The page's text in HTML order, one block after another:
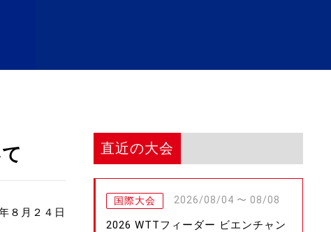
８月２４日
直近の大会
国際大会 2026/08/04 〜 08/08
2026 WTTフィーダー ビエンチャン